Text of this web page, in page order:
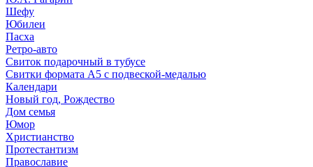
Шефу
Юбилеи
Пасха
Ретро-авто
Свиток подарочный в тубусе
Свитки формата А5 с подвеской-медалью
Календари
Новый год, Рождество
Дом семья
Юмор
Христианство
Протестантизм
Православие